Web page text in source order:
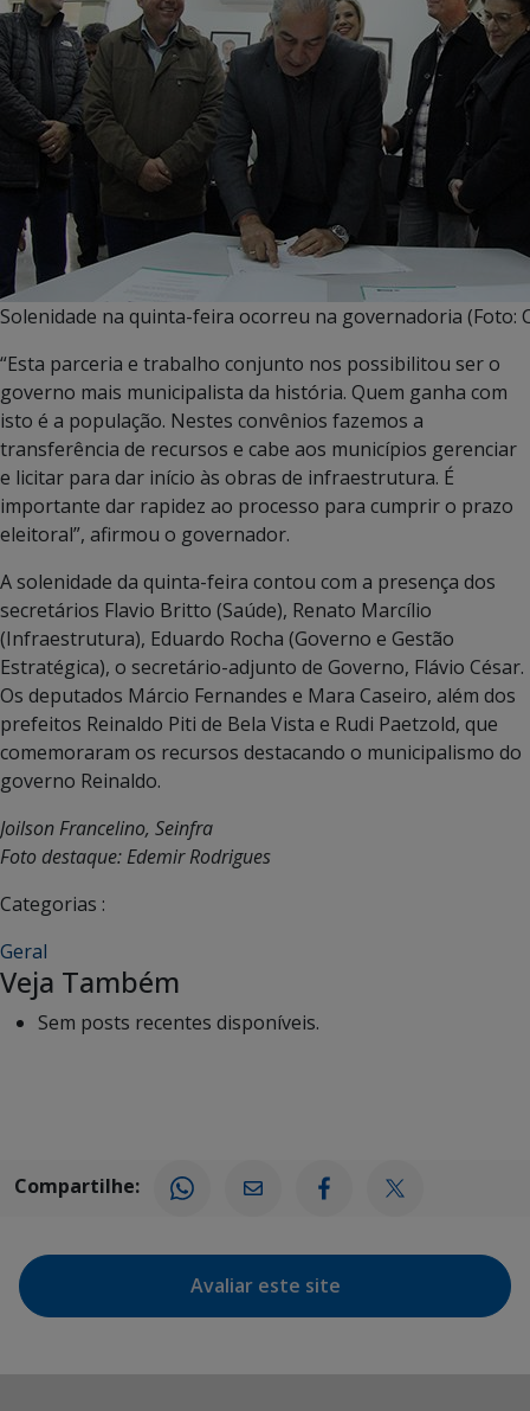
Solenidade na quinta-feira ocorreu na governadoria (Foto:
“Esta parceria e trabalho conjunto nos possibilitou ser o
governo mais municipalista da história. Quem ganha com
isto é a população. Nestes convênios fazemos a
transferência de recursos e cabe aos municípios gerenciar
e licitar para dar início às obras de infraestrutura. É
importante dar rapidez ao processo para cumprir o prazo
eleitoral”, afirmou o governador.
A solenidade da quinta-feira contou com a presença dos
secretários Flavio Britto (Saúde), Renato Marcílio
(Infraestrutura), Eduardo Rocha (Governo e Gestão
Estratégica), o secretário-adjunto de Governo, Flávio César.
Os deputados Márcio Fernandes e Mara Caseiro, além dos
prefeitos Reinaldo Piti de Bela Vista e Rudi Paetzold, que
comemoraram os recursos destacando o municipalismo do
governo Reinaldo.
Joilson Francelino, Seinfra
Foto destaque: Edemir Rodrigues
Categorias :
Geral
Veja Também
Sem posts recentes disponíveis.
Compartilhe:
Avaliar este site